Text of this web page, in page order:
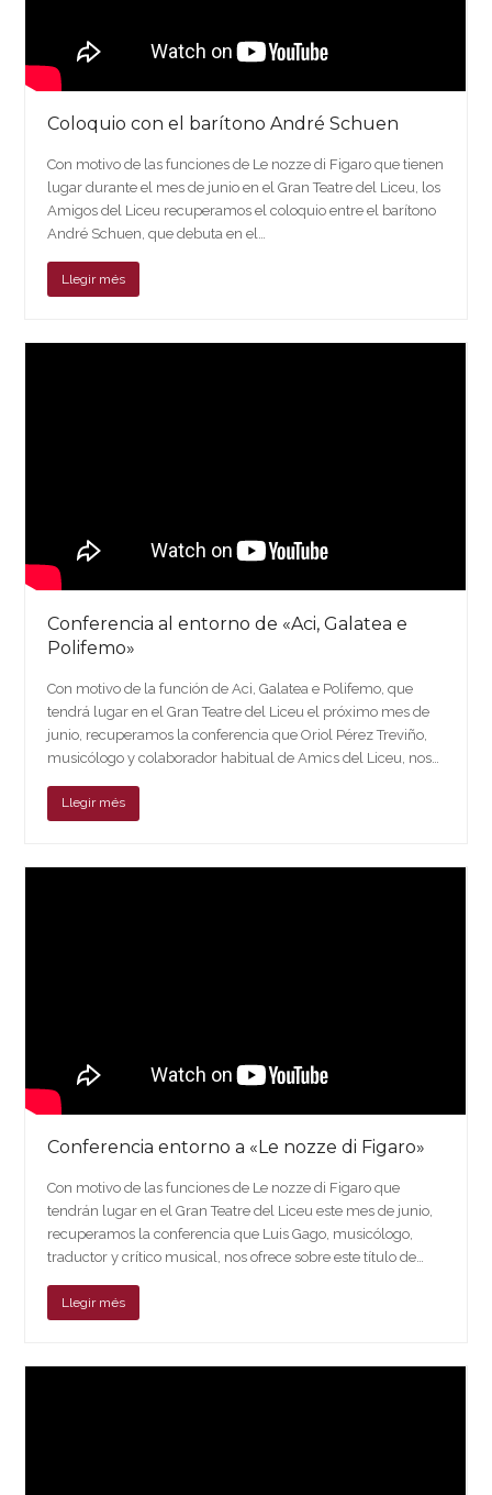
Coloquio con el barítono André Schuen
Con motivo de las funciones de Le nozze di Figaro que tienen
lugar durante el mes de junio en el Gran Teatre del Liceu, los
Amigos del Liceu recuperamos el coloquio entre el barítono
André Schuen, que debuta en el…
Llegir més
Conferencia al entorno de «Aci, Galatea e
Polifemo»
Con motivo de la función de Aci, Galatea e Polifemo, que
tendrá lugar en el Gran Teatre del Liceu el próximo mes de
junio, recuperamos la conferencia que Oriol Pérez Treviño,
musicólogo y colaborador habitual de Amics del Liceu, nos…
Llegir més
Conferencia entorno a «Le nozze di Figaro»
Con motivo de las funciones de Le nozze di Figaro que
tendrán lugar en el Gran Teatre del Liceu este mes de junio,
recuperamos la conferencia que Luis Gago, musicólogo,
traductor y crítico musical, nos ofrece sobre este título de…
Llegir més